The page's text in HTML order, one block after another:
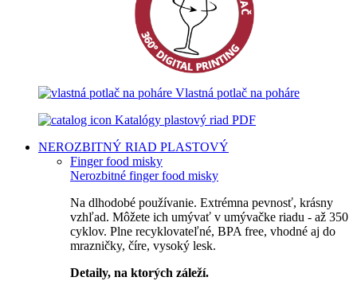
Vlastná potlač na poháre
Katalógy plastový riad PDF
NEROZBITNÝ RIAD PLASTOVÝ
Finger food misky
Nerozbitné finger food misky
Na dlhodobé používanie. Extrémna pevnosť, krásny
vzhľad. Môžete ich umývať v umývačke riadu - až 350
cyklov. Plne recyklovateľné, BPA free, vhodné aj do
mrazničky, číre, vysoký lesk.
Detaily, na ktorých záleží.